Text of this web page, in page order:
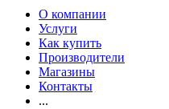
О компании
Услуги
Как купить
Производители
Магазины
Контакты
...